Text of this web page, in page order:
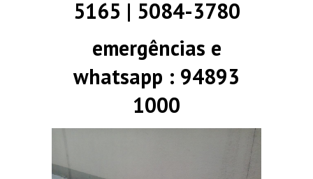
5165 | 5084-3780
emergências e
whatsapp : 94893
1000